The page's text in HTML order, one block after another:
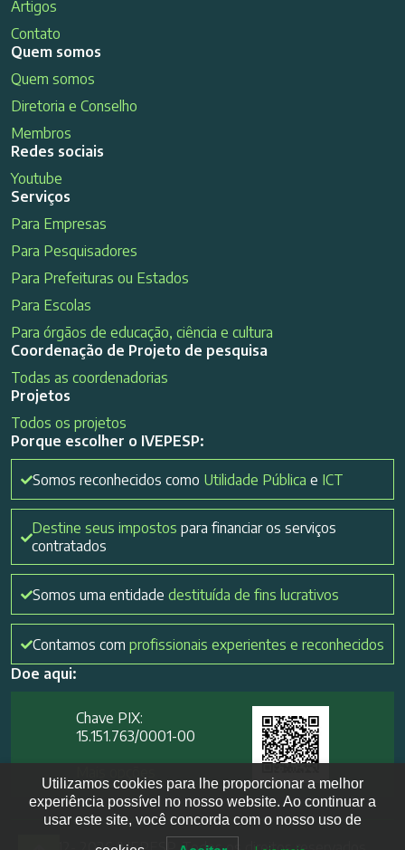
Artigos
Contato
Quem somos
Quem somos
Diretoria e Conselho
Membros
Redes sociais
Youtube
Serviços
Para Empresas
Para Pesquisadores
Para Prefeituras ou Estados
Para Escolas
Para órgãos de educação, ciência e cultura
Coordenação de Projeto de pesquisa
Todas as coordenadorias
Projetos
Todos os projetos
Porque escolher o IVEPESP:
Somos reconhecidos como Utilidade Pública e ICT
Destine seus impostos para financiar os serviços
contratados
Somos uma entidade destituída de fins lucrativos
Contamos com profissionais experientes e reconhecidos
Doe aqui:
Chave PIX:
15.151.763/0001-00​
Utilizamos cookies para lhe proporcionar a melhor
experiência possível no nosso website. Ao continuar a
usar este site, você concorda com o nosso uso de